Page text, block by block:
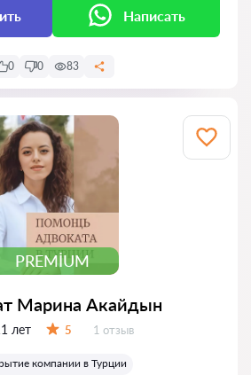
Написать
0 0 83
PREMIUM
Марина Акайдын
лет 5 Отзывов:
1 отзыв
компании в Турции